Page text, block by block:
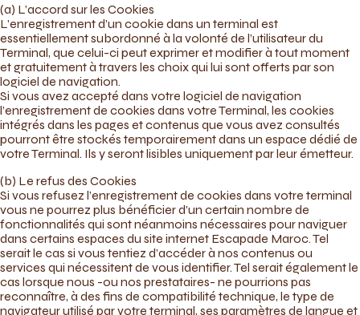
(a) L’accord sur les Cookies
L’enregistrement d’un cookie dans un terminal est
essentiellement subordonné à la volonté de l’utilisateur du
Terminal, que celui-ci peut exprimer et modifier à tout moment
et gratuitement à travers les choix qui lui sont offerts par son
logiciel de navigation.
Si vous avez accepté dans votre logiciel de navigation
l’enregistrement de cookies dans votre Terminal, les cookies
intégrés dans les pages et contenus que vous avez consultés
pourront être stockés temporairement dans un espace dédié de
votre Terminal. Ils y seront lisibles uniquement par leur émetteur.
(b) Le refus des Cookies
Si vous refusez l’enregistrement de cookies dans votre terminal
vous ne pourrez plus bénéficier d’un certain nombre de
fonctionnalités qui sont néanmoins nécessaires pour naviguer
dans certains espaces du site internet Escapade Maroc. Tel
serait le cas si vous tentiez d’accéder à nos contenus ou
services qui nécessitent de vous identifier. Tel serait également le
cas lorsque nous -ou nos prestataires- ne pourrions pas
reconnaître, à des fins de compatibilité technique, le type de
navigateur utilisé par votre terminal, ses paramètres de langue et